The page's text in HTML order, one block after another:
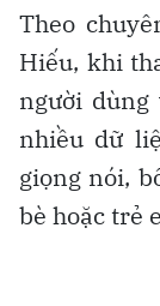
Theo
Hiếu, khi
người
nhiều dữ
giọng nói,
bè hoặc trẻ